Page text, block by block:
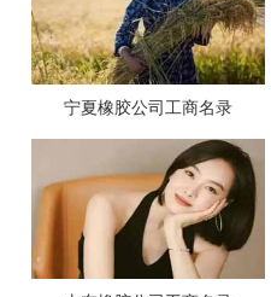
宁夏橡胶公司工商名录